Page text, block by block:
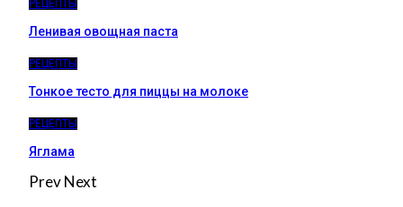
РЕЦЕПТЫ
Ленивая овощная паста
РЕЦЕПТЫ
Тонкое тесто для пиццы на молоке
РЕЦЕПТЫ
Яглама
PrevNext